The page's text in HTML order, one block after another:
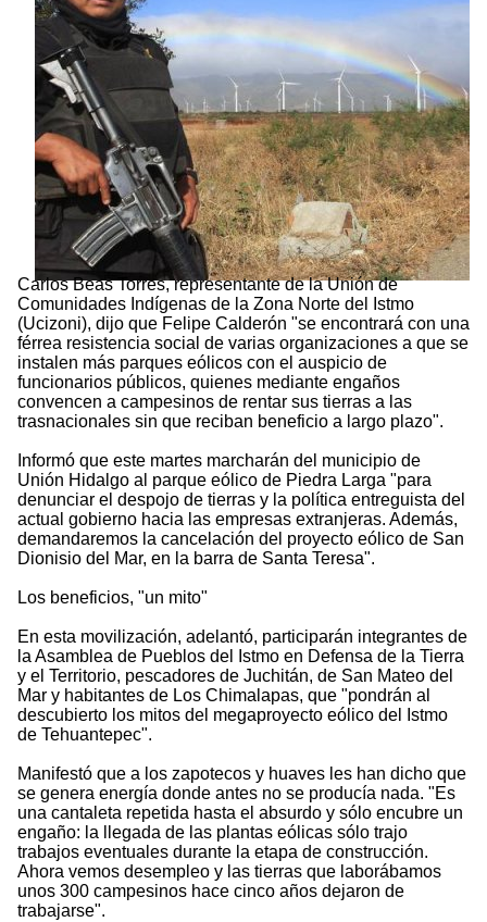
Carlos Beas Torres, representante de la Unión de
Comunidades Indígenas de la Zona Norte del Istmo
(Ucizoni), dijo que Felipe Calderón "se encontrará con una
férrea resistencia social de varias organizaciones a que se
instalen más parques eólicos con el auspicio de
funcionarios públicos, quienes mediante engaños
convencen a campesinos de rentar sus tierras a las
trasnacionales sin que reciban beneficio a largo plazo".
Informó que este martes marcharán del municipio de
Unión Hidalgo al parque eólico de Piedra Larga "para
denunciar el despojo de tierras y la política entreguista del
actual gobierno hacia las empresas extranjeras. Además,
demandaremos la cancelación del proyecto eólico de San
Dionisio del Mar, en la barra de Santa Teresa".
Los beneficios, "un mito"
En esta movilización, adelantó, participarán integrantes de
la Asamblea de Pueblos del Istmo en Defensa de la Tierra
y el Territorio, pescadores de Juchitán, de San Mateo del
Mar y habitantes de Los Chimalapas, que "pondrán al
descubierto los mitos del megaproyecto eólico del Istmo
de Tehuantepec".
Manifestó que a los zapotecos y huaves les han dicho que
se genera energía donde antes no se producía nada. "Es
una cantaleta repetida hasta el absurdo y sólo encubre un
engaño: la llegada de las plantas eólicas sólo trajo
trabajos eventuales durante la etapa de construcción.
Ahora vemos desempleo y las tierras que laborábamos
unos 300 campesinos hace cinco años dejaron de
trabajarse".